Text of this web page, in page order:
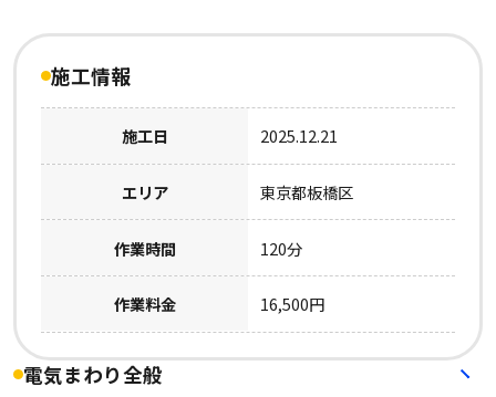
施工情報
施工日 2025.12.21
エリア 東京都板橋区
作業時間 120分
作業料金 16,500円
電気まわり全般